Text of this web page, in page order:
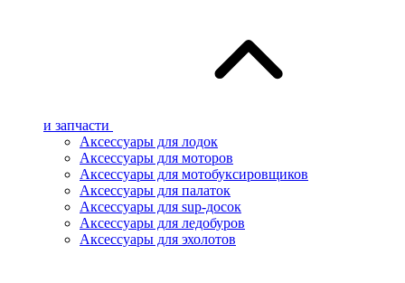
и запчасти
Аксессуары для лодок
Аксессуары для моторов
Аксессуары для мотобуксировщиков
Аксессуары для палаток
Аксессуары для sup-досок
Аксессуары для ледобуров
Аксессуары для эхолотов